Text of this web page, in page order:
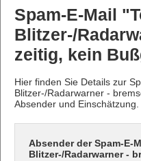
Spam-E-Mail
Blitzer-/
zeitig, kein
Hier finden Sie Details zur
Blitzer-/Radarwarner -
Absender und Einschätzung.
Absender der Spam-E-
Blitzer-/Radarwarner -